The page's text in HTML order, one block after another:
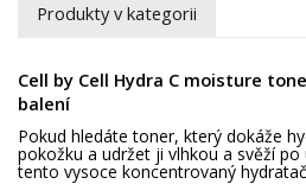
Produkty v kategorii
Cell by Cell Hydra C moisture
balení
Pokud hledáte toner, který dokáže
pokožku a udržet ji vlhkou a svěží
tento vysoce koncentrovaný